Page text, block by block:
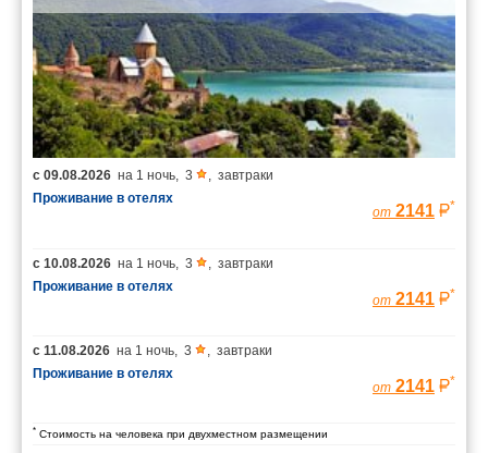
с 09.08.2026 на 1 ночь, 3 , завтраки
Проживание в отелях
от 2141 *
с 10.08.2026 на 1 ночь, 3 , завтраки
Проживание в отелях
от 2141 *
с 11.08.2026 на 1 ночь, 3 , завтраки
Проживание в отелях
от 2141 *
* Стоимость на человека при двухместном размещении